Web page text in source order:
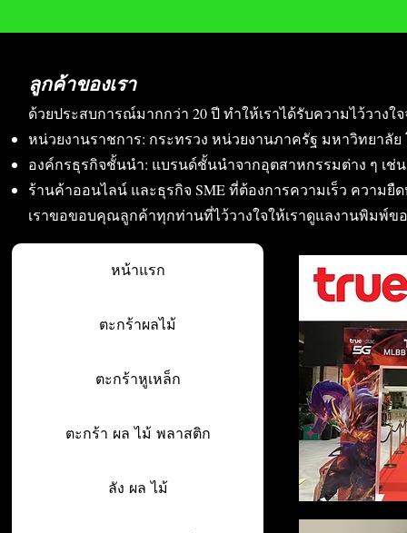
ลูกค้าของเรา
ด้วยประสบการณ์มากกว่า 20 ปี ทำให้เราได้รับความไว้วา
หน่วยงานราชการ: กระทรวง หน่วยงานภาครัฐ มหาวิทยาลัย
องค์กรธุรกิจชั้นนำ: แบรนด์ชั้นนำจากอุตสาหกรรมต่าง ๆ เช่
ร้านค้าออนไลน์ และธุรกิจ SME ที่ต้องการความเร็ว ความยื
เราขอขอบคุณลูกค้าทุกท่านที่ไว้วางใจให้เราดูแลงานพิมพ์ข
หน้าแรก
ตะกร้าผลไม้
ตะกร้าหูเหล็ก
ตะกร้า ผล ไม้ พลาสติก
ลัง ผล ไม้